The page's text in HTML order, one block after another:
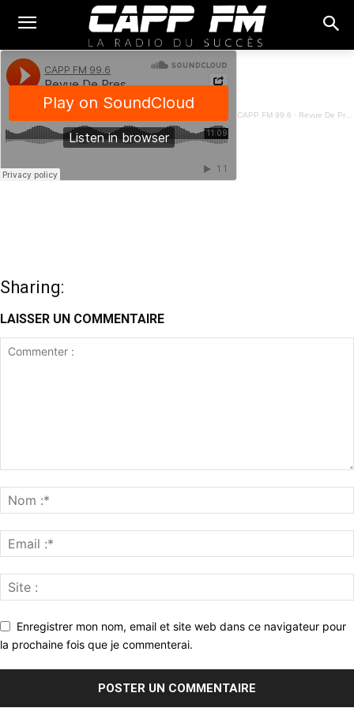
CAPP FM 99.6 · Revue De Presse Français - 18 Octobre 2023
Sharing:
LAISSER UN COMMENTAIRE
Enregistrer mon nom, email et site web dans ce navigateur pour
la prochaine fois que je commenterai.